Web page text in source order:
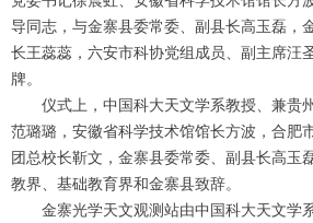
导同志，与金寨县委常委、副县长高玉磊，
长王蕊蕊，六安市科协党组成员、副主席汪
牌。
仪式上，中国科大天文学系教授、兼贵州
范璐璐，安徽省科学技术馆馆长方波，合肥
团总校长靳文，金寨县委常委、副县长高玉
教界、基础教育界和金寨县致辞。
金寨光学天文观测站由中国科大天文学